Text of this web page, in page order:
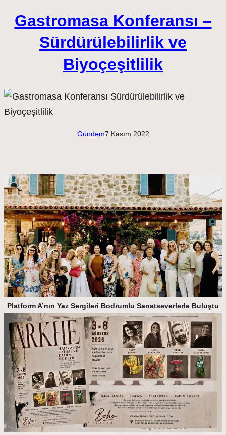
Gastromasa Konferansı –
Sürdürülebilirlik ve
Biyoçeşitlilik
Gündem7 Kasım 2022
Platform A’nın Yaz Sergileri Bodrumlu Sanatseverlerle Buluştu